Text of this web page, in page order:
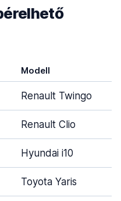
Modell
Renault Twingo
Renault Clio
Hyundai i10
Toyota Yaris